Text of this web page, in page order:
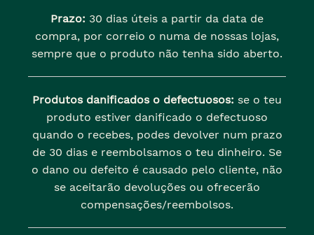
Prazo: 30 dias úteis a partir da data de
compra, por correio o numa de nossas lojas,
sempre que o produto não tenha sido aberto.
Produtos danificados o defectuosos: se o teu
produto estiver danificado o defectuoso
quando o recebes, podes devolver num prazo
de 30 dias e reembolsamos o teu dinheiro. Se
o dano ou defeito é causado pelo cliente, não
se aceitarão devoluções ou ofrecerão
compensações/reembolsos.